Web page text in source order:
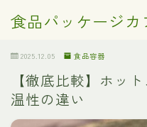
食品パッケージカ
2025.12.05 食品容器
【徹底比較】ホッ
温性の違い